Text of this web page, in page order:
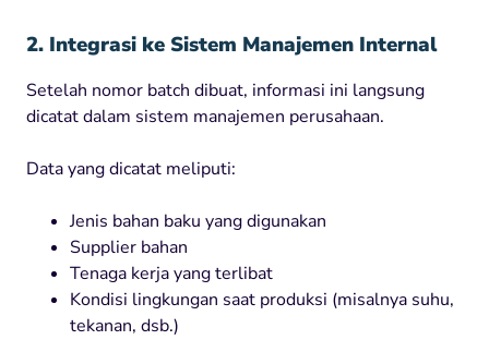
2. Integrasi ke Sistem Manajemen Internal
Setelah nomor batch dibuat, informasi ini langsung
dicatat dalam sistem manajemen perusahaan.
Data yang dicatat meliputi:
Jenis bahan baku yang digunakan
Supplier bahan
Tenaga kerja yang terlibat
Kondisi lingkungan saat produksi (misalnya suhu,
tekanan, dsb.)